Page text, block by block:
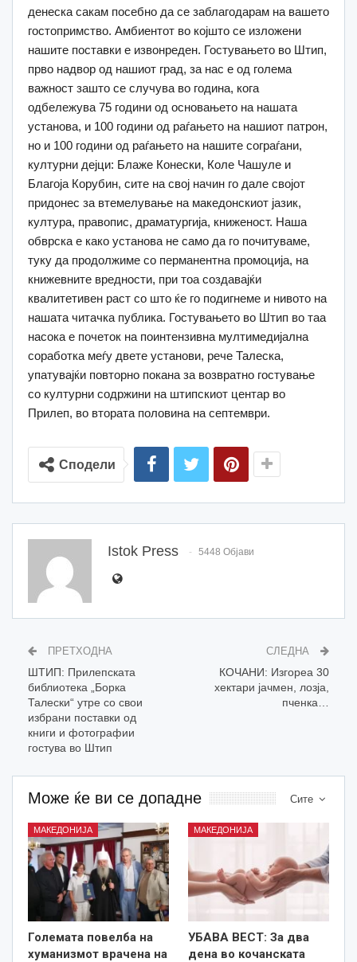
денеска сакам посебно да се заблагодарам на вашето
гостопримство. Амбиентот во којшто се изложени
нашите поставки е извонреден. Гостувањето во Штип,
прво надвор од нашиот град, за нас е од голема
важност зашто се случува во година, кога
одбележува 75 години од основањето на нашата
установа, и 100 години од раѓањето на нашиот патрон,
но и 100 години од раѓањето на нашите сограѓани,
културни дејци: Блаже Конески, Коле Чашуле и
Благоја Корубин, сите на свој начин го дале својот
придонес за втемелување на македонскиот јазик,
култура, правопис, драматургија, книженост. Наша
обврска е како установа не само да го почитуваме,
туку да продолжиме со перманентна промоција, на
книжевните вредности, при тоа создавајќи
квалитетивен раст со што ќе го подигнеме и нивото на
нашата читачка публика. Гостувањето во Штип во таа
насока е почеток на поинтензивна мултимедијална
соработка меѓу двете установи, рече Талеска,
упатувајќи повторно покана за возвратно гостување
со културни содржини на штипскиот центар во
Прилеп, во втората половина на септември.
Сподели
Istok Press 5448 Објави
ПРЕТХОДНА
ШТИП: Прилепската
библиотека „Борка
Талески“ утре со свои
избрани поставки од
книги и фотографии
гостува во Штип
СЛЕДНА
КОЧАНИ: Изгореа 30
хектари јачмен, лозја,
пченка…
Сите
Може ќе ви се допадне
МАКЕДОНИЈА
Големата повелба на
хуманизмот врачена на
МАКЕДОНИЈА
УБАВА ВЕСТ: За два
дена во кочанската